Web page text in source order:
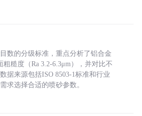
数的分级标准，重点分析了铝合金
粗糙度（Ra 3.2-6.3μm），并对比不
据来源包括ISO 8503-1标准和行业
求选择合适的喷砂参数。